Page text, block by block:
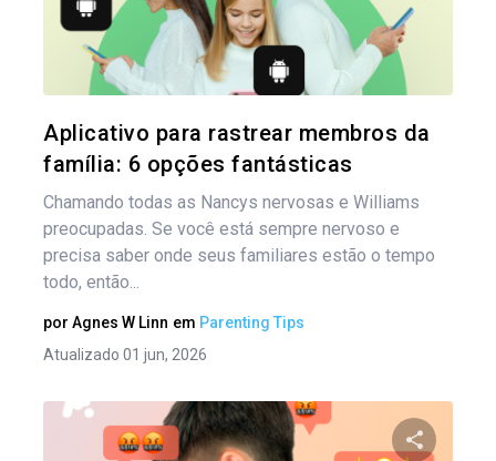
Aplicativo para rastrear membros da
família: 6 opções fantásticas
Chamando todas as Nancys nervosas e Williams
preocupadas. Se você está sempre nervoso e
precisa saber onde seus familiares estão o tempo
todo, então...
por Agnes W Linn em Parenting Tips
Atualizado 01 jun, 2026